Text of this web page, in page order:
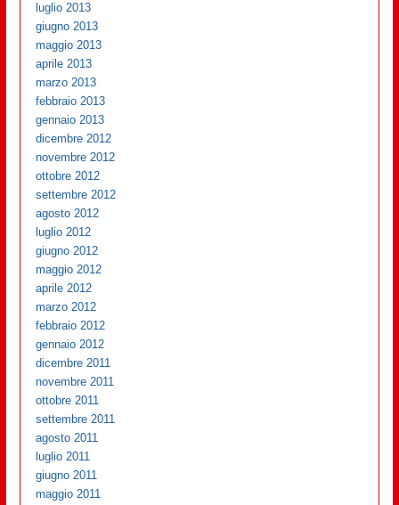
luglio 2013
giugno 2013
maggio 2013
aprile 2013
marzo 2013
febbraio 2013
gennaio 2013
dicembre 2012
novembre 2012
ottobre 2012
settembre 2012
agosto 2012
luglio 2012
giugno 2012
maggio 2012
aprile 2012
marzo 2012
febbraio 2012
gennaio 2012
dicembre 2011
novembre 2011
ottobre 2011
settembre 2011
agosto 2011
luglio 2011
giugno 2011
maggio 2011